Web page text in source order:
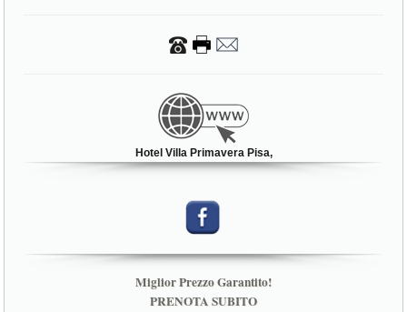
Hotel Villa Primavera Pisa,
Miglior Prezzo Garantito!
PRENOTA SUBITO